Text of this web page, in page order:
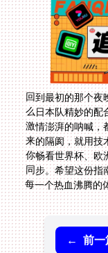
回到最初的那个夜
么日本队精妙的配
激情澎湃的呐喊，
来的隔阂，就用技
你畅看世界杯、欧
同步。希望这份指
每一个热血沸腾的
← 前一